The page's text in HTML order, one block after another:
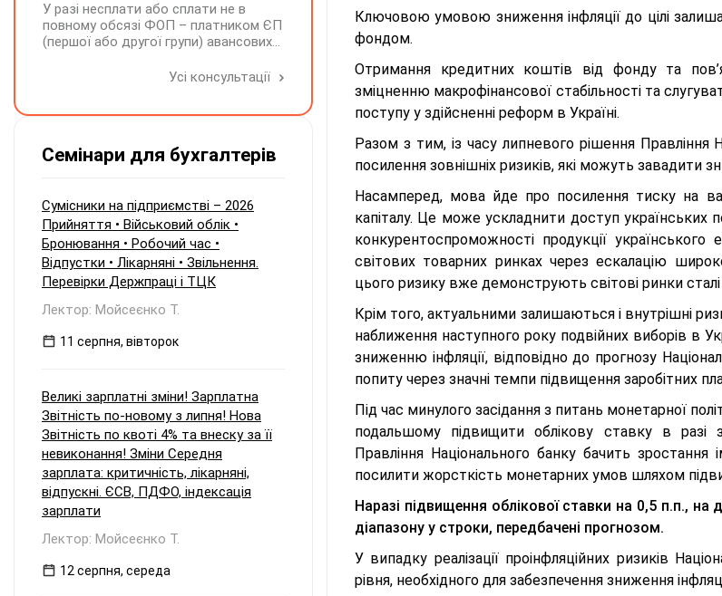
Ключовою умовою зниження інфляції до цілі
фондом.
Отримання кредитних коштів від фонду та
зміцненню макрофінансової стабільності та
поступу у здійсненні реформ в Україні.
Разом з тим, із часу липневого рішення Правління
посилення зовнішніх ризиків, які можуть завадити
Насамперед, мова йде про посилення тиску на
капіталу. Це може ускладнити доступ українських
конкурентоспроможності продукції
світових товарних ринках через ескалацію
цього ризику вже демонструють світові ринки
Крім того, актуальними залишаються і внутрішні
наближення наступного року подвійних виборів в
зниженню інфляції, відповідно до прогнозу
попиту через значні темпи підвищення заробітних
Під час минулого засідання з питань монетарної
подальшому підвищити облікову ставку в разі
Правління Національного банку бачить зростання
посилити жорсткість монетарних умов шляхом
Наразі підвищення облікової ставки на 0,5 п.п.,
діапазону у строки, передбачені прогнозом.
У випадку реалізації проінфляційних ризиків
рівня, необхідного для забезпечення зниження
У разі несплати або сплати не в
повному обсязі ФОП – платником ЄП
(першої або другої групи) авансових
результатами акта перевірки щодо
Усі консультації
Семінари для бухгалтерів
Сумісники на підприємстві – 2026
Прийняття • Військовий облік •
Бронювання • Робочий час •
Відпустки • Лікарняні • Звільнення.
Перевірки Держпраці і ТЦК
Лектор: Мойсеєнко Т.
11 серпня, вівторок
Великі зарплатні зміни! Зарплатна
Звітність по-новому з липня! Нова
Звітність по квоті 4% та внеску за її
невиконання! Зміни Середня
зарплата: критичність, лікарняні,
відпускні. ЄСВ, ПДФО, індексація
зарплати
Лектор: Мойсеєнко Т.
12 серпня, середа